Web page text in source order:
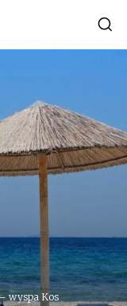
wyspa Kos